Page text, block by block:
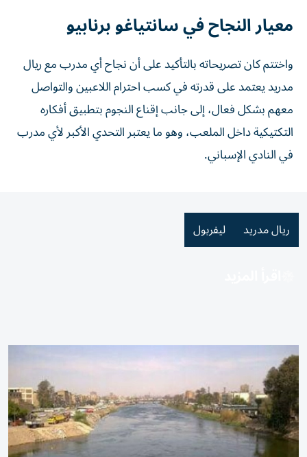
معيار النجاح في سانتياغو برنابيو
واختتم كان تصريحاته بالتأكيد على أن نجاح أي مدرب مع ريال
مدريد يعتمد على قدرته في كسب احترام اللاعبين والتواصل
معهم بشكل فعال، إلى جانب إقناع النجوم بتطبيق أفكاره
التكتيكية داخل الملعب، وهو ما يعتبر التحدي الأكبر لأي مدرب
في النادي الإسباني.
ريال مدريد ليفربول